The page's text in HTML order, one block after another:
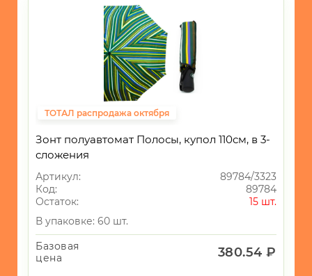
Сумки
7
Женские
сумки
2
Чехлы для
телефонов
ТОТАЛ распродажа октября
Зонт полуавтомат Полосы, купол 110см, в 3-
сложения
Артикул:
89784/3323
Код:
89784
Остаток:
15 шт.
В упаковке: 60 шт.
Базовая
цена
380.54 ₽